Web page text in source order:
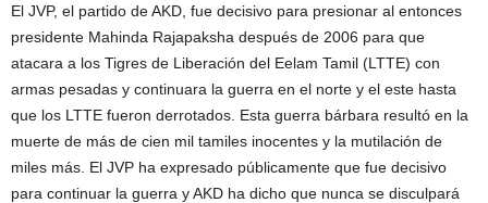
El JVP, el partido de AKD, fue decisivo para presionar al entonces
presidente Mahinda Rajapaksha después de 2006 para que
atacara a los Tigres de Liberación del Eelam Tamil (LTTE) con
armas pesadas y continuara la guerra en el norte y el este hasta
que los LTTE fueron derrotados. Esta guerra bárbara resultó en la
muerte de más de cien mil tamiles inocentes y la mutilación de
miles más. El JVP ha expresado públicamente que fue decisivo
para continuar la guerra y AKD ha dicho que nunca se disculpará